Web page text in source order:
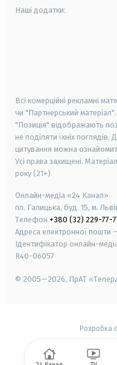
Наші додатки:
Всі комерційні рекламні
чи "Партнерський
"Позиція" відображають
не поділяти їхніх
цитування можна
Усі права захищені.
року (21+)
Онлайн-медіа «24 Канал»
пл. Галицька, буд. 15, м.
Телефон +380 (32) 229-77-
Адреса електронної пошти
Ідентифікатор онлайн-
R40-06057
© 2005—2026, ПрАТ
Розробка